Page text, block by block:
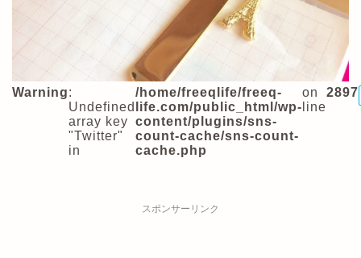
Warning:
Undefined
array key
"Twitter"
in
/home/freeqlife/freeq-
life.com/public_html/wp-
content/plugins/sns-
count-cache/sns-count-
cache.php
on
line
2897
スポンサーリンク